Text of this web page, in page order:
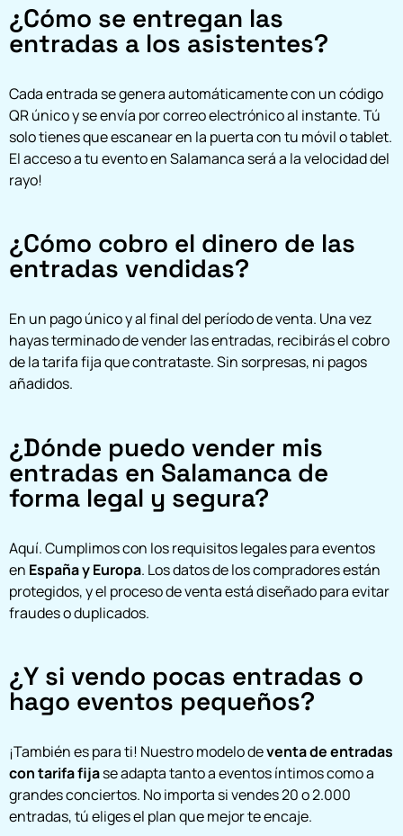
¿Cómo se entregan las
entradas a los asistentes?
Cada entrada se genera automáticamente con un código
QR único y se envía por correo electrónico al instante. Tú
solo tienes que escanear en la puerta con tu móvil o tablet.
El acceso a tu evento en Salamanca será a la velocidad del
rayo!
¿Cómo cobro el dinero de las
entradas vendidas?
En un pago único y al final del período de venta. Una vez
hayas terminado de vender las entradas, recibirás el cobro
de la tarifa fija que contrataste. Sin sorpresas, ni pagos
añadidos.
¿Dónde puedo vender mis
entradas en Salamanca de
forma legal y segura?
Aquí. Cumplimos con los requisitos legales para eventos
en España y Europa. Los datos de los compradores están
protegidos, y el proceso de venta está diseñado para evitar
fraudes o duplicados.
¿Y si vendo pocas entradas o
hago eventos pequeños?
¡También es para ti! Nuestro modelo deventa de entradas
con tarifa fijase adapta tanto a eventos íntimos como a
grandes conciertos. No importa si vendes 20 o 2.000
entradas, tú eliges el plan que mejor te encaje.